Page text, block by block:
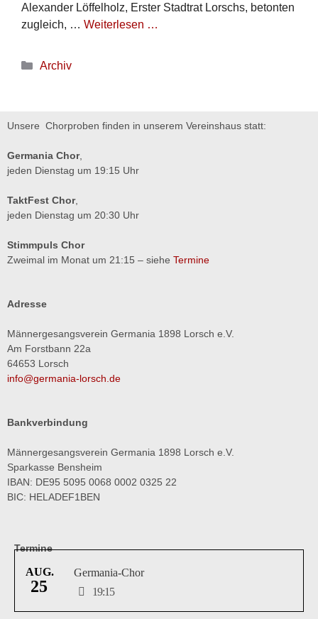
Alexander Löffelholz, Erster Stadtrat Lorschs, betonten
zugleich, … Weiterlesen …
Archiv
Unsere Chorproben finden in unserem Vereinshaus statt:
Germania Chor,
jeden Dienstag um 19:15 Uhr
TaktFest Chor,
jeden Dienstag um 20:30 Uhr
Stimmpuls Chor
Zweimal im Monat um 21:15 – siehe Termine
Adresse
Männergesangsverein Germania 1898 Lorsch e.V.
Am Forstbann 22a
64653 Lorsch
info@germania-lorsch.de
Bankverbindung
Männergesangsverein Germania 1898 Lorsch e.V.
Sparkasse Bensheim
IBAN: DE95 5095 0068 0002 0325 22
BIC: HELADEF1BEN
Termine
AUG.
25
Germania-Chor
19:15